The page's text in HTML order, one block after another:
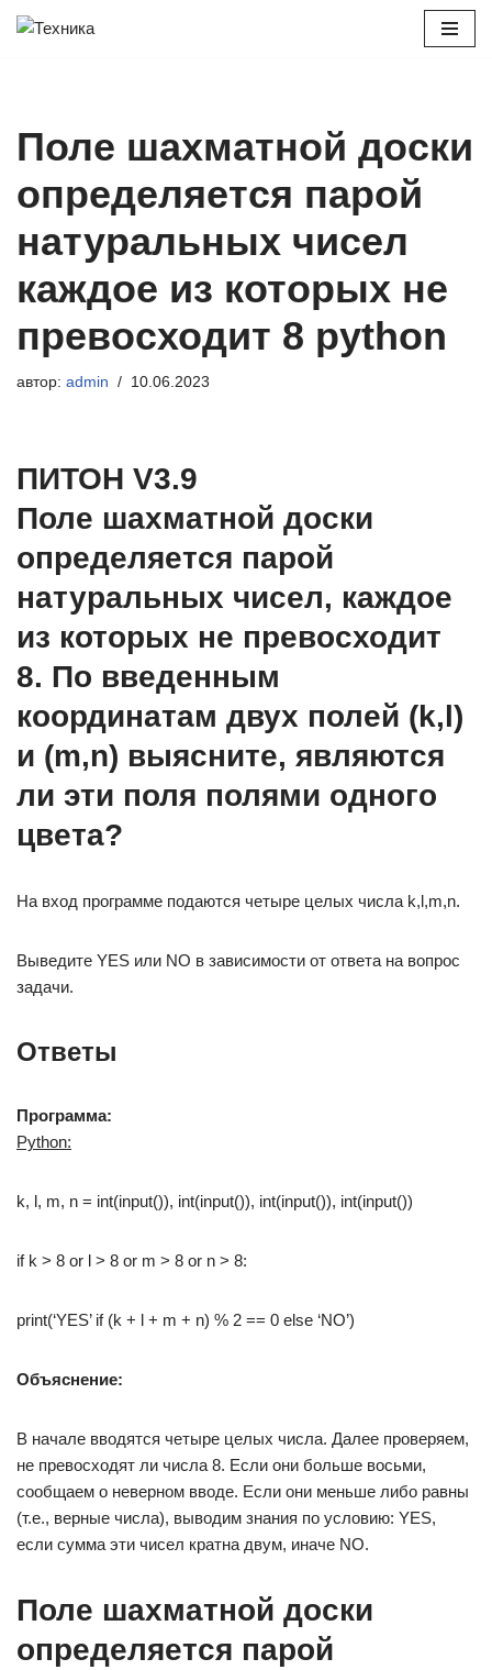
Поле шахматной доски
определяется парой
натуральных чисел
каждое из которых не
превосходит 8 python
автор: admin 10.06.2023
ПИТОН V3.9
Поле шахматной доски
определяется парой
натуральных чисел, каждое
из которых не превосходит
8. По введенным
координатам двух полей (k,l)
и (m,n) выясните, являются
ли эти поля полями одного
цвета?
На вход программе подаются четыре целых числа k,l,m,n.
Выведите YES или NO в зависимости от ответа на вопрос
задачи.
Ответы
Программа:
Python:
k, l, m, n = int(input()), int(input()), int(input()), int(input())
if k > 8 or l > 8 or m > 8 or n > 8:
print(‘YES’ if (k + l + m + n) % 2 == 0 else ‘NO’)
Объяснение:
В начале вводятся четыре целых числа. Далее проверяем,
не превосходят ли числа 8. Если они больше восьми,
сообщаем о неверном вводе. Если они меньше либо равны
(т.е., верные числа), выводим знания по условию: YES,
если сумма эти чисел кратна двум, иначе NO.
Поле шахматной доски
определяется парой